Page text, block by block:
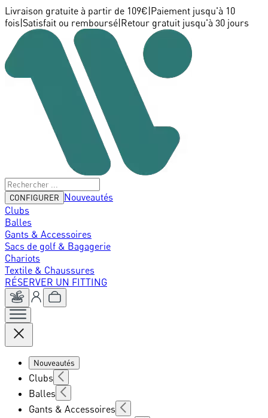
Livraison gratuite à partir de 109€ Paiement jusqu'à 10
fois Satisfait ou remboursé Retour gratuit jusqu'à 30 jours
CONFIGURER
Nouveautés
Clubs
Balles
Gants & Accessoires
Sacs de golf & Bagagerie
Chariots
Textile & Chaussures
RÉSERVER UN FITTING
Nouveautés
Clubs
Balles
Gants & Accessoires